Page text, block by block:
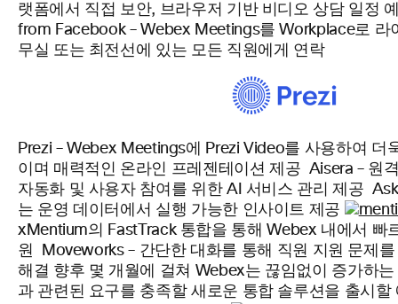
랫폼에서 직접 보안, 브라우저 기반 비디오 상담 일정
from Facebook – Webex Meetings를 Workplace로 라
무실 또는 최전선에 있는 모든 직원에게 연락
Prezi – Webex Meetings에 Prezi Video를 사용하여 더
이며 매력적인 온라인 프레젠테이션 제공 Aisera – 원
자동화 및 사용자 참여를 위한 AI 서비스 관리 제공
는 운영 데이터에서 실행 가능한 인사이트 제공
xMentium의 FastTrack 통합을 통해 Webex 내에서 빠
원
Moveworks – 간단한 대화를 통해 직원 지원 문제
해결 향후 몇 개월에 걸쳐 Webex는 끊임없이 증가하
과 관련된 요구를 충족할 새로운 통합 솔루션을 출시할